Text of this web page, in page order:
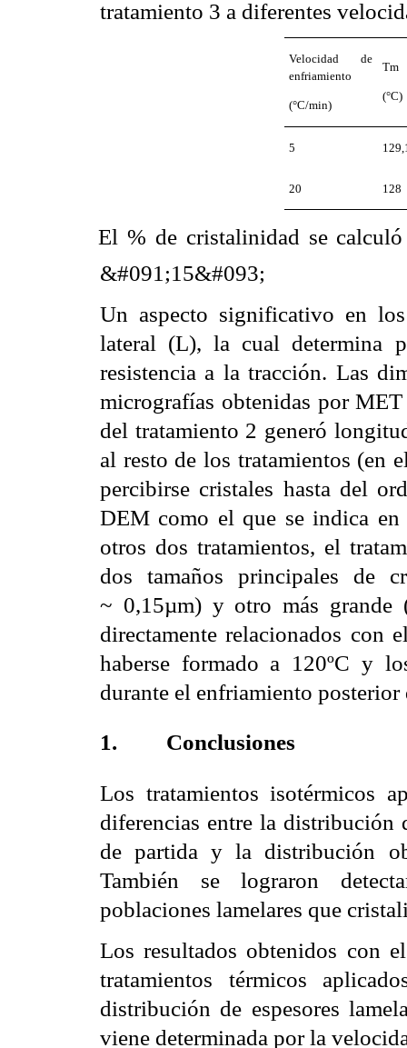
tratamiento 3 a diferentes
Velocidad de
enfriamiento
(°C/min)
Tm
(°C)
5
20 128
El % de cristalinidad se
&#091;15&#093;
Un aspecto significativo en
lateral (L), la cual determina
resistencia a la tracción. Las
micrografías obtenidas por
del tratamiento 2 generó
al resto de los tratamientos (en
percibirse cristales hasta del
DEM como el que se indica
otros dos tratamientos, el
dos tamaños principales de
~ 0,15µm) y otro más grande
directamente relacionados con
haberse formado a 120ºC y
durante el enfriamiento posterior
1.
Conclusiones
Los tratamientos isotérmicos
diferencias entre la distribución
de partida y la distribución
También se lograron
poblaciones lamelares que
Los resultados obtenidos con
tratamientos térmicos
distribución de espesores
viene determinada por la